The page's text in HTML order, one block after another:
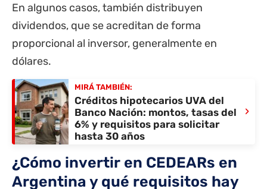
En algunos casos, también distribuyen
dividendos, que se acreditan de forma
proporcional al inversor, generalmente en
dólares.
MIRÁ TAMBIÉN:
Créditos hipotecarios UVA del
Banco Nación: montos, tasas del
6% y requisitos para solicitar
hasta 30 años
›
¿Cómo invertir en CEDEARs en
Argentina y qué requisitos hay